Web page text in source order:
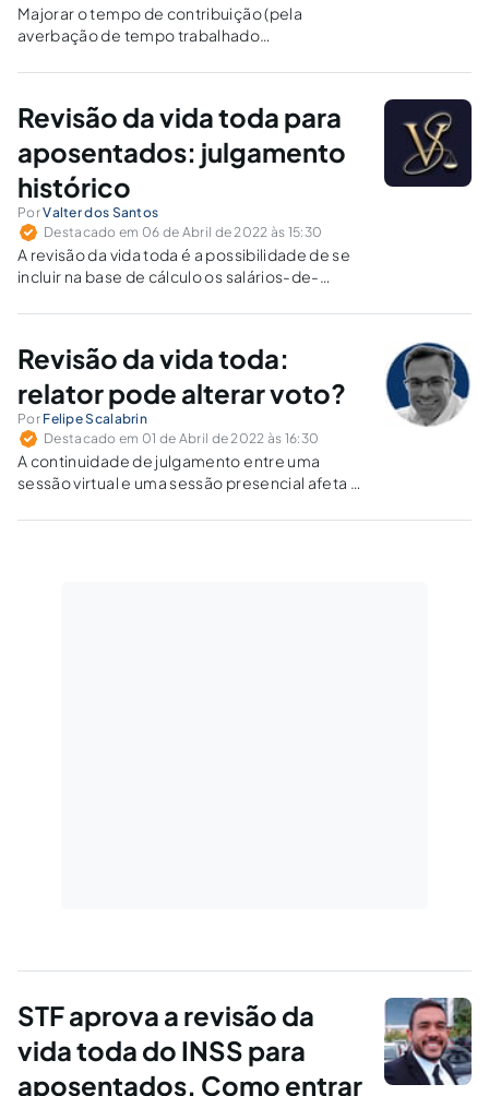
Majorar o tempo de contribuição (pela
averbação de tempo trabalhado
serviço militar, na guarda-mirim, em regime de
em trabalho com deficiência) pode gerar
aumento expressivo no valor mensal da
aposentadoria ou da pensão.
Revisão da vida toda para
aposentados: julgamento
histórico
PorValter dos Santos
Destacado em 06 de Abril de 2022 às 15:30
A revisão da vida toda é a possibilidade de se
incluir na base de cálculo os salários-de-
não somente as contribuições feitas após a
Revisão da vida toda:
relator pode alterar voto?
Por Felipe Scalabrin
Destacado em 01 de Abril de 2022 às 16:30
A continuidade de julgamento entre uma
sessão virtual e uma sessão presencial afeta a
de quem já votou?
STF aprova a revisão da
vida toda do INSS para
aposentados. Como entrar